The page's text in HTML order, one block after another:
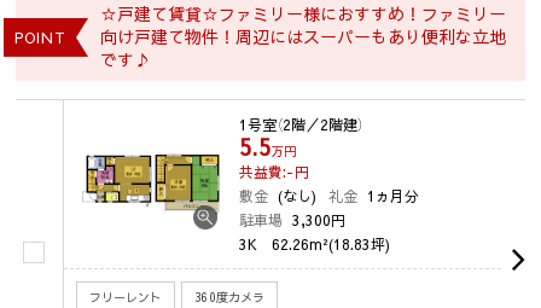
POINT
☆戸建て賃貸☆ファミリー様におすすめ！ファミリー
向け戸建て物件！周辺にはスーパーもあり便利な立地
です♪
1号室（2階／2階建）
5.5万円
共益費:-円
敷金 (なし) 礼金 1ヵ月分
駐車場 3,300円
3K 62.26m²(18.83坪)
フリーレント 360度カメラ